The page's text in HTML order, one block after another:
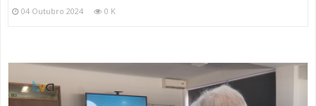
04 Outubro 2024 0 K